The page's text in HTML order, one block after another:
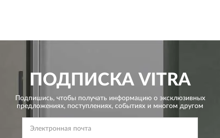
ПОДПИСКА VITRA
Подпишись, чтобы получать информацию о эксклюзивных
предложениях, поступлениях, событиях и многом другом